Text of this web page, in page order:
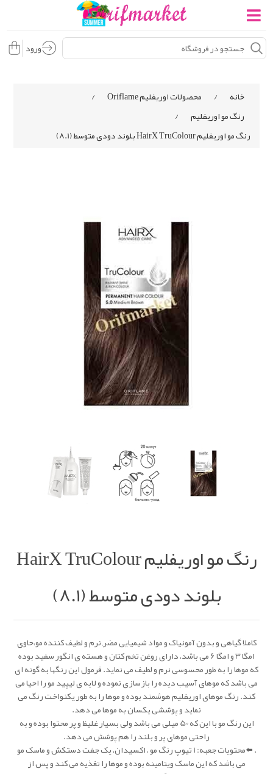
ورود
خانه / محصولات اوریفلیم Oriflame
/
رنگ مو اوریفلیم
/
رنگ مو اوریفلیم HairX TruColour بلوند دودی متوسط (8.1)
رنگ مو اوریفلیم HairX TruColour
بلوند دودی متوسط (8.1)
کاملا گیاهی و بدون آمونیاک و مواد شیمیایی مضر, نرم و لطیف کننده مو،حاوی
امگا 3 و امگا 6 می باشد، دارای روغن تخم کتان و هسته ی انگور سفید بوده
که موها را به طور محسوسی نرم و لطیف می نماید. فرمول این رنگها به گونه ای
می باشد که موهای آسیب دیده را بازسازی نموده و لایه ی لیپید مو را احیا می
کند. رنگ موهای اوریفلیم هوشمند بوده و موها را به طور یکنواخت رنگ می
نماید و پوششی یکسان به موها می دهد.
این رنگ مو با این که 50 میلی می باشد ولی بسیار غلیظ و پر محتوا بوده و به
راحتی موهای پر و بلند را هم پوشش می دهد.
. ⬅️محتویات جعبه: 1 تیوپ رنگ مو ، اکسیدان، یک جفت دستکش و ماسک مو
می باشد که این ماسک ویتامینه بوده و موها را تغذیه می کند و پس از